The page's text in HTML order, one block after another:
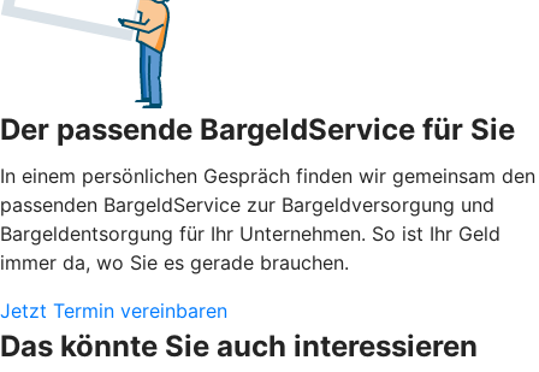
Der passende BargeldService für Sie
In einem persönlichen Gespräch finden wir gemeinsam den
passenden BargeldService zur Bargeldversorgung und
Bargeldentsorgung für Ihr Unternehmen. So ist Ihr Geld
immer da, wo Sie es gerade brauchen.
Jetzt Termin vereinbaren
Das könnte Sie auch interessieren